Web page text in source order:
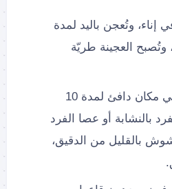
إناء، وتُعجن باليد لمدة
وتُصبح العجينة طريّة
تُغطى العجينة، وتُترك في مكان دافئ لمدة 10
بالنشابة أو عصا الفرد
بالقليل من الدقيق،